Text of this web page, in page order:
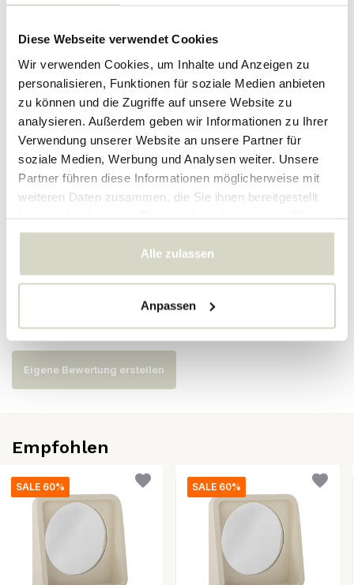
Diese Webseite verwendet Cookies
Wir verwenden Cookies, um Inhalte und Anzeigen zu
personalisieren, Funktionen für soziale Medien anbieten
zu können und die Zugriffe auf unsere Website zu
analysieren. Außerdem geben wir Informationen zu Ihrer
Verwendung unserer Website an unsere Partner für
soziale Medien, Werbung und Analysen weiter. Unsere
Partner führen diese Informationen möglicherweise mit
weiteren Daten zusammen, die Sie ihnen bereitgestellt
gesammelt haben.
Alle zulassen
Anpassen
Farbe: mehrfarbig
Mikrowelle.
Unterschiede je nach Artikel.
PRODUKTDETAILS
Artikelnummer 82057719
SKU
Bewertungen
Es wurden noch keine Bewertungen für dieses Produkt
abgegeben..
Eigene Bewertung erstellen
Empfohlen
SALE 60% SALE 60%